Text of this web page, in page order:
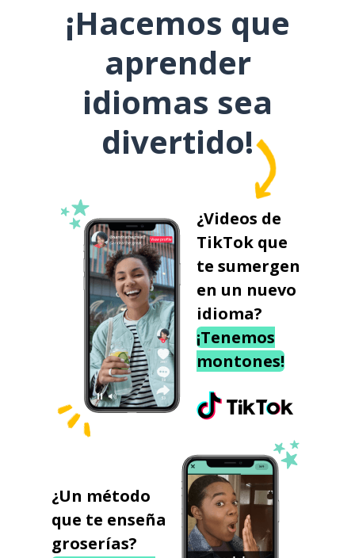
¡Hacemos que
aprender
idiomas sea
divertido!
¿Videos de
TikTok que
te sumergen
en un nuevo
idioma?
¡Tenemos
montones!
¿Un método
que te enseña
groserías?